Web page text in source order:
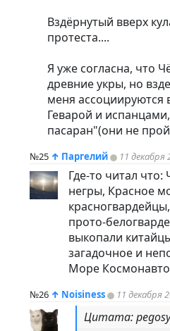
Вздёрнутый вверх
протеста....
Я уже согласна, что
древние укры, но
меня ассоциируются
Геварой и
пасаран"(они не
№25 ↑ Паргелий 11 декабря
Где-то читал
негры, Красное
прото-
выкопали
загадочное и
Море
№26 ↑ Noisiness 11 декабря
Цитата: